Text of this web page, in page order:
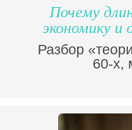
Почему
экономику и
Разбор
60-х,